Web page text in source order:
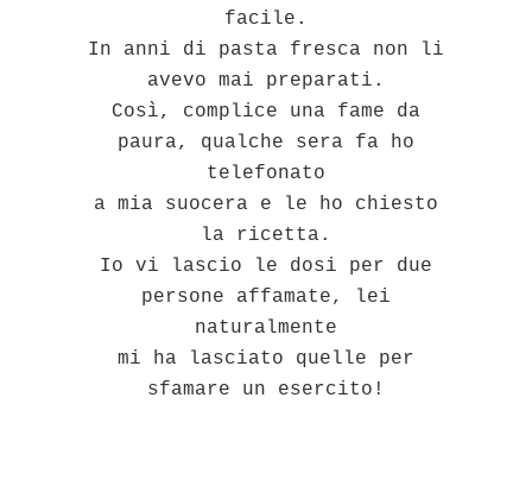
facile.
In anni di pasta fresca non li
avevo mai preparati.
Così, complice una fame da
paura, qualche sera fa ho
telefonato
a mia suocera e le ho chiesto
la ricetta.
Io vi lascio le dosi per due
persone affamate, lei
naturalmente
mi ha lasciato quelle per
sfamare un esercito!